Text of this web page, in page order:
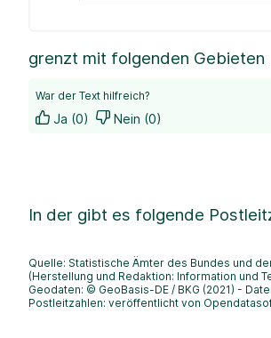
grenzt mit folgenden Gebieten
War der Text hilfreich?
Ja (0) Nein (0)
In der gibt es folgende
Quelle: Statistische Ämter des Bundes und
(Herstellung und Redaktion: Information und
Geodaten: © GeoBasis-DE / BKG (2021) -
Postleitzahlen: veröffentlicht von